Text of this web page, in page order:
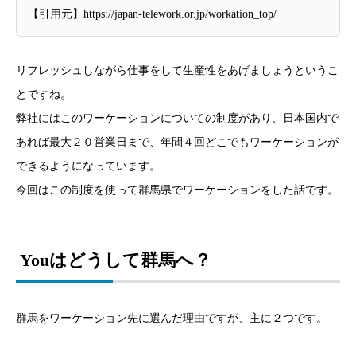
【引用元】https://japan-telework.or.jp/workation_top/
リフレッシュしながら仕事をして生産性をあげましょうというこ
とですね。
弊社にはこのワーケーションについての制度があり、日本国内で
あれば最大２０営業日まで、年間４回どこでもワーケーションが
できるようになっています。
今回はこの制度を使って群馬県でワーケーションをした話です。
Youはどうして群馬へ？
群馬をワーケーション先に選んだ理由ですが、主に２つです。